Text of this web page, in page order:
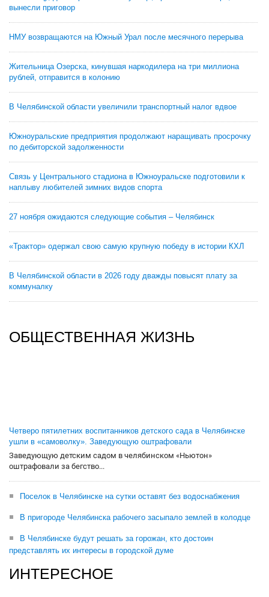
вынесли приговор
НМУ возвращаются на Южный Урал после месячного перерыва
Жительница Озерска, кинувшая наркодилера на три миллиона
рублей, отправится в колонию
В Челябинской области увеличили транспортный налог вдвое
Южноуральские предприятия продолжают наращивать просрочку
по дебиторской задолженности
Связь у Центрального стадиона в Южноуральске подготовили к
наплыву любителей зимних видов спорта
27 ноября ожидаются следующие события – Челябинск
«Трактор» одержал свою самую крупную победу в истории КХЛ
В Челябинской области в 2026 году дважды повысят плату за
коммуналку
ОБЩЕСТВЕННАЯ ЖИЗНЬ
Четверо пятилетних воспитанников детского сада в Челябинске
ушли в «самоволку». Заведующую оштрафовали
Заведующую детским садом в челябинском «Ньютон»
оштрафовали за бегство...
Поселок в Челябинске на сутки оставят без водоснабжения
В пригороде Челябинска рабочего засыпало землей в колодце
В Челябинске будут решать за горожан, кто достоин
представлять их интересы в городской думе
ИНТЕРЕСНОЕ